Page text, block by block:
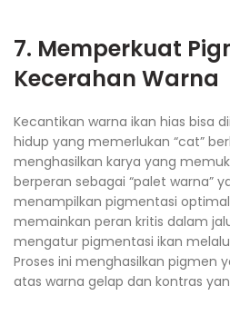
7. Memperkuat
Kecerahan Warna
Kecantikan warna ikan hias bisa
hidup yang memerlukan “cat”
menghasilkan karya yang
berperan sebagai “palet warna”
menampilkan pigmentasi
memainkan peran kritis dalam
mengatur pigmentasi ikan
Proses ini menghasilkan pigmen
atas warna gelap dan kontras